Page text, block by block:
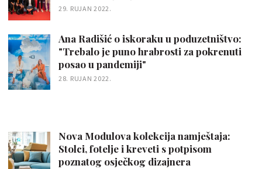
29. RUJAN 2022.
Ana Radišić o iskoraku u poduzetništvo:
"Trebalo je puno hrabrosti za pokrenuti
posao u pandemiji"
28. RUJAN 2022.
Nova Modulova kolekcija namještaja:
Stolci, fotelje i kreveti s potpisom
poznatog osječkog dizajnera